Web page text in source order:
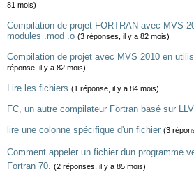
81 mois)
Compilation de projet FORTRAN avec MVS
modules .mod .o (3 réponses, il y a 82 mois)
Compilation de projet avec MVS 2010 en
réponse, il y a 82 mois)
Lire les fichiers (1 réponse, il y a 84 mois)
FC, un autre compilateur Fortran basé sur
lire une colonne spécifique d'un fichier (3
Comment appeler un fichier dun programme
Fortran 70. (2 réponses, il y a 85 mois)